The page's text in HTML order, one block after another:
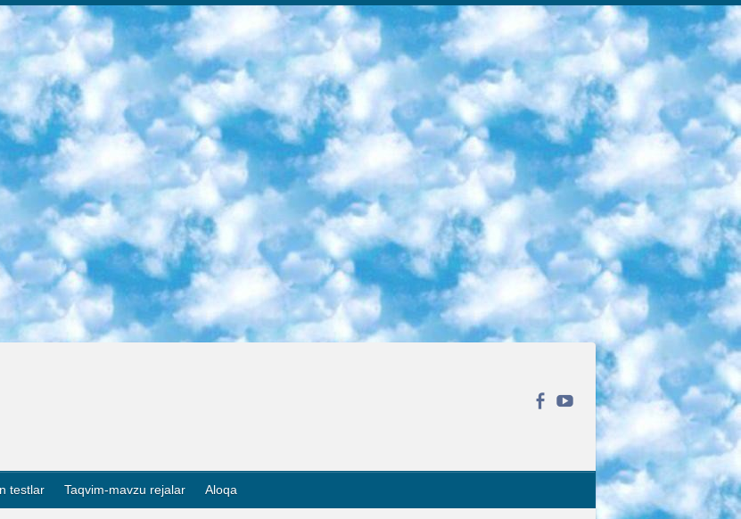
экзамена анонсированы на официальном сайте министерства и все выпускники по всей стране на основе этих вариантов проводит итоговую государственную аттестацию. 6. Государственное образование учащихся средних общеобразовательных учреждений. знания в соответствии с квалификационными требованиями, которые необходимо приобрести на основании стандартов итоговый (выпускной) контроль для 9 и 11 классов в целях тестирования Экзамены (далее – экзамены) состоят из предметов, перечисленных в приложении 1. будет сделано. 7. Экзамены пройдут с 26 мая по 15 июня 2024 г. (кроме науки физического воспитания). 8. Физическая для учащихся 9 классов общесредних образовательных учреждений. Экзамены по предмету «Образование, квалификация медицина» 1-6 мая 2024 года. сотрудники перевести под присмотр (с отклонениями в физическом или умственном развитии) специализированная школа для детей, школы-интернаты и со сколиозом школы-интернаты санаторного типа для больных детей исключены). 9. Он был слепым, слабовидящим и имел нарушения опорно-двигательного аппарата. экзамены в специализированных школах и интернатах для детей должны проводиться исходя из требований, предъявляемых к общеобразовательным учреждениям (физкультура кроме науки). 10. Специализированная школа для глухих и слабослышащих детей. и экзамены в интернатах и быть реализован в виде письменного теста по математике. 11. Специальность для умственно отсталых детей. Для 9 класса Родной язык и литературное письмо Государственный язык (язык обучения – узбекский). для неклассов) написано Математическое письмо Письменная/устная история Узбекистана Физическое воспитание практично Итоговый контроль Для 11 класса Написание родного языка и литературы (эссе) Математическое письмо Узбекский язык (обучение на узбекском языке) не посещающее общее среднее образование для учреждений)/Образовательное учреждение выбор письменный и устный Иностранный язык письменный/устный Письменная/устная история Узбекистана *По выбору студента:  Химия  Физика  Основы государственного права  География 10 бесплатных образовательных ресурсов - Мы составили подборку онлайн-проектов с интерактивными упражнениями, видеолекциями и статьями. Они помогут вам обрести новые и освежить старые знания бесплатно. 1. «ИНТУИТ» Старейшая образовательная площадка Рунета. Здесь вы найдёте сотни текстовых и видеокурсов на десятки различных тем — от программирования до психологии. Многие курсы подготовлены российскими университетами и крупными международными компаниями вроде Intel и Microsoft. Самостоятельное обучение бесплатное, но желающие могут оплатить услуги персональных наставников. 2. «Смартия» знакомит с актуальными профессиями и подсказывает, как им обучаться. Выбрав заинтересовавшую вас специальность — SMM-специалист, фотограф, веб-дизайнер или другую, — увидите список необходимых для неё умений. Чтобы вы могли освоить их самостоятельно, для каждого умения площадка отображает подборку ссылок на учебные материалы. Хотя «Смартия» ориентируется на русскоязычную аудиторию, часть контента всё же доступна только на английском. 3. «Лекторий Физтеха» Проект Московского физико-технического института (Физтеха). С его помощью вы можете смотреть онлайн серии лекций, записанные на видео в этом вузе. В числе доступных предметов — физика, биология, химия, информационные технологии и другие. К некоторым лекциям администрация ресурса прилагает готовые конспекты, которые можно скачивать в PDF-формате. 4. ITMOcourses Онлайн-площадка Санкт-Петербургского национального исследовательского университета информационных технологий, механики и оптики (ИТМО). Ресурс предоставляет свободный доступ к курсам, разработанным в этом вузе. Каталог материалов разбит на четыре категории: «Оптические системы и технологии», «Приборостроение и робототехника», «Информационные технологии» и «Биотехнологии». Курсы состоят из видеолекций, интерактивных демонстраций и заданий. 5. «КиберЛенинка» Электронная научная библиотека открытого доступа. Каталог площадки регулярно обрастает текстами статей из различных научных изданий. Сгруппированные по журналам и рубрикам публикации можно читать онлайн или скачивать целиком в PDF-формате. Проект нацелен на популяризацию науки за счёт открытого доступа к качественной информации. 6. «ПостНаука» На этом ресурсе публикуют подборки видеолекций, составленные экспертами из разных отраслей и объединённые общими темами. Среди них, к примеру, есть серии «Биоинформатика и геномика», «Культура средневековой Скандинавии» и Cinema Studies о теории кино. Каждая подборка лекций — логически связанная история, рассказанная экспертом от первого лица. Кроме того, на сайте появляются научно-образовательные статьи и тесты на разные темы. 7. «Newочём» Команда проекта «Newочём» отбирает самые интересные тексты из англоязычных СМИ и переводит те из них, за которые голосуют участники сообщества «ВКонтакте». По большей части это научно-популярные статьи. Редакторы придумывают лишь заголовки, в остальном содержание переводов соответствует оригиналам. Полные тексты можно читать прямо в социальной сети. 8. InternetUrok Онлайн-база материалов по основным дисциплинам школьной программы. Информация на сайте структурирована по классам, предметам и темам (урокам). Каждый урок состоит из видеолекций и конспектов. Есть также интерактивные тренажёры и тесты для закрепления пройденного материала. Даже если вы давно окончили школу, возможность повторить программу старших классов всегда может пригодиться. 9. Edutainme Ещё один ресурс об образовании. В отличие от Newtonew, как мне кажется, Edutainme больше ориентируется на представителей индустрии: педагогов, предпринимателей, разработчиков образовательных проектов. Но и любой, кто просто стремится к саморазвитию, найдёт на сайте много полезного и интересного для себя. Например, информацию о новых курсах и образовательных сервисах. 10. Newtonew Онлайн-медиа об образовании и обучении в широком смысле. Авторы Newtonew пишут об инструментах, заведениях, тактиках и стратегиях, которые помогают учить других и получать новые знания самостоятельно. На этой площадке вы найдёте новости, обзоры, аналитические мат
testlar Taqvim-mavzu rejalar Aloqa